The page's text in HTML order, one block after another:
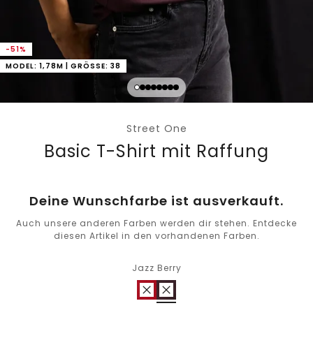
-51%
MODEL: 1,78M | GRÖSSE: 38
Street One
Basic T-Shirt mit Raffung
Deine Wunschfarbe ist ausverkauft.
Auch unsere anderen Farben werden dir stehen. Entdecke
diesen Artikel in den vorhandenen Farben.
Jazz Berry